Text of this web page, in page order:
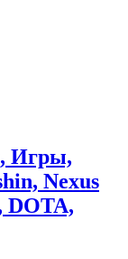
Игры,
Nexus
DOTA,